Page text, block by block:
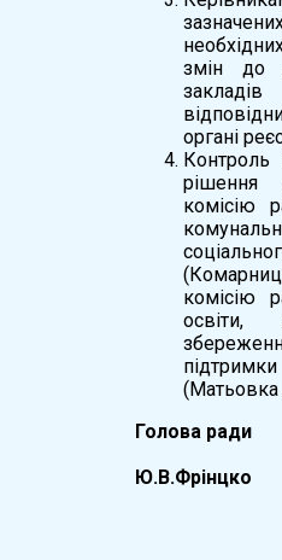
змін до
органі
рішення
комісію
комісію
освіти,
(Матьовка
Ю.В.Фрінцко